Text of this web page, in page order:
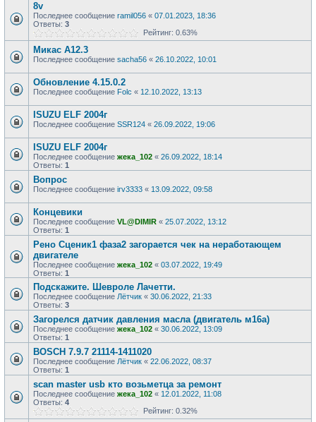
8v
Последнее сообщение ramil056 « 07.01.2023, 18:36
Ответы: 3
Рейтинг: 0.63%
Микас А12.3
Последнее сообщение sacha56 « 26.10.2022, 10:01
Обновление 4.15.0.2
Последнее сообщение Folc « 12.10.2022, 13:13
ISUZU ELF 2004г
Последнее сообщение SSR124 « 26.09.2022, 19:06
ISUZU ELF 2004г
Последнее сообщение жека_102 « 26.09.2022, 18:14
Ответы: 1
Вопрос
Последнее сообщение irv3333 « 13.09.2022, 09:58
Концевики
Последнее сообщение VL@DIMIR « 25.07.2022, 13:12
Ответы: 1
Рено Сценик1 фаза2 загорается чек на неработающем
двигателе
Последнее сообщение жека_102 « 03.07.2022, 19:49
Ответы: 1
Подскажите. Шевроле Лачетти.
Последнее сообщение Лётчик « 30.06.2022, 21:33
Ответы: 3
Загорелся датчик давления масла (двигатель м16а)
Последнее сообщение жека_102 « 30.06.2022, 13:09
Ответы: 1
BOSCH 7.9.7 21114-1411020
Последнее сообщение Лётчик « 22.06.2022, 08:37
Ответы: 1
scan master usb кто возьметца за ремонт
Последнее сообщение жека_102 « 12.01.2022, 11:08
Ответы: 4
Рейтинг: 0.32%